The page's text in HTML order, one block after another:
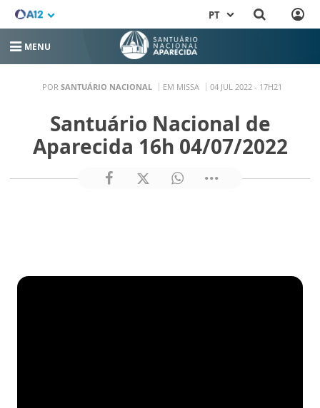
PT
MENU
POR SANTUÁRIO NACIONAL EM MISSA 04 JUL 2022 - 17H21
Santuário Nacional de
Aparecida 16h 04/07/2022